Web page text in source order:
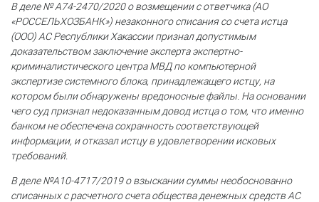
В деле № А74-2470/2020 о возмещении с ответчика (АО
«РОССЕЛЬХОЗБАНК») незаконного списания со счета истца
(ООО) АС Республики Хакассии признал допустимым
доказательством заключение эксперта экспертно-
криминалистического центра МВД по компьютерной
экспертизе системного блока, принадлежащего истцу, на
котором были обнаружены вредоносные файлы. На основании
чего суд признал недоказанным довод истца о том, что именно
банком не обеспечена сохранность соответствующей
информации, и отказал истцу в удовлетворении исковых
требований.
В деле №А10-4717/2019 о взыскании суммы необоснованно
списанных с расчетного счета общества денежных средств АС